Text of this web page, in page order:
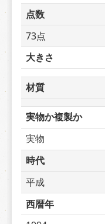
点数
73点
大きさ
材質
実物か複製か
実物
時代
平成
西暦年